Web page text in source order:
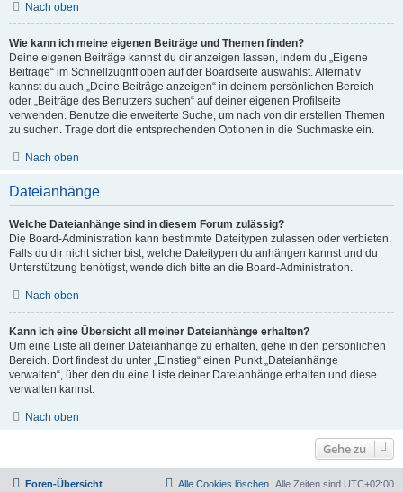
Nach oben
Wie kann ich meine eigenen Beiträge und Themen finden?
Deine eigenen Beiträge kannst du dir anzeigen lassen, indem du „Eigene
Beiträge“ im Schnellzugriff oben auf der Boardseite auswählst. Alternativ
kannst du auch „Deine Beiträge anzeigen“ in deinem persönlichen Bereich
oder „Beiträge des Benutzers suchen“ auf deiner eigenen Profilseite
verwenden. Benutze die erweiterte Suche, um nach von dir erstellen Themen
zu suchen. Trage dort die entsprechenden Optionen in die Suchmaske ein.
Nach oben
Dateianhänge
Welche Dateianhänge sind in diesem Forum zulässig?
Die Board-Administration kann bestimmte Dateitypen zulassen oder verbieten.
Falls du dir nicht sicher bist, welche Dateitypen du anhängen kannst und du
Unterstützung benötigst, wende dich bitte an die Board-Administration.
Nach oben
Kann ich eine Übersicht all meiner Dateianhänge erhalten?
Um eine Liste all deiner Dateianhänge zu erhalten, gehe in den persönlichen
Bereich. Dort findest du unter „Einstieg“ einen Punkt „Dateianhänge
verwalten“, über den du eine Liste deiner Dateianhänge erhalten und diese
verwalten kannst.
Nach oben
Gehe zu
Foren-Übersicht Alle Zeiten sind UTC+02:00
Alle Cookies löschen